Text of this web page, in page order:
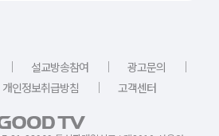
｜ 설교방송참여 ｜ 광고문의
｜
개인정보취급방침 ｜ 고객센터